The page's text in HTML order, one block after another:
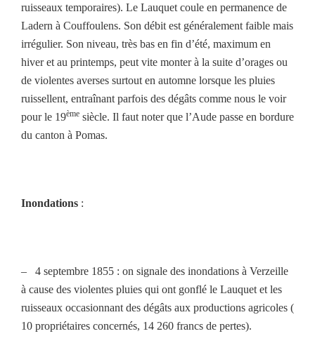
ruisseaux temporaires). Le Lauquet coule en permanence de
Ladern à Couffoulens. Son débit est généralement faible mais
irrégulier. Son niveau, très bas en fin d’été, maximum en
hiver et au printemps, peut vite monter à la suite d’orages ou
de violentes averses surtout en automne lorsque les pluies
ruissellent, entraînant parfois des dégâts comme nous le voir
pour le 19ème siècle. Il faut noter que l’Aude passe en bordure
du canton à Pomas.
Inondations :
–
4 septembre 1855 : on signale des inondations à Verzeille
à cause des violentes pluies qui ont gonflé le Lauquet et les
ruisseaux occasionnant des dégâts aux productions agricoles (
10 propriétaires concernés, 14 260 francs de pertes).